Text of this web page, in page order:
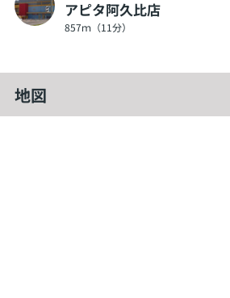
アピタ阿久比店
857ｍ（11分）
地図